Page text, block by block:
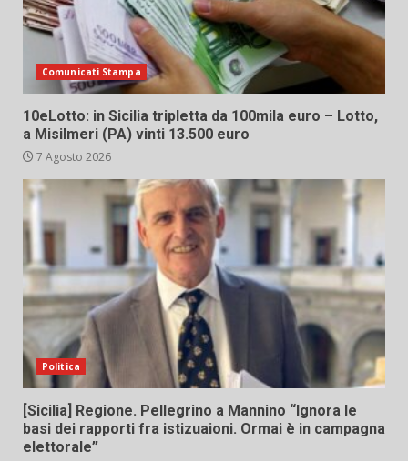
Comunicati Stampa
10eLotto: in Sicilia tripletta da 100mila euro – Lotto,
a Misilmeri (PA) vinti 13.500 euro
7 Agosto 2026
Politica
[Sicilia] Regione. Pellegrino a Mannino “Ignora le
basi dei rapporti fra istizuaioni. Ormai è in campagna
elettorale”